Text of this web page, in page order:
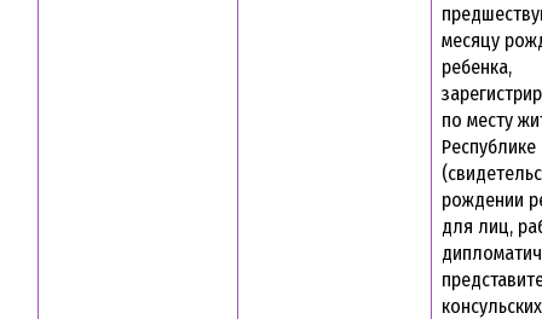
месяцу
ребенка,
по месту
Республике
рождении
для лиц,
консульских